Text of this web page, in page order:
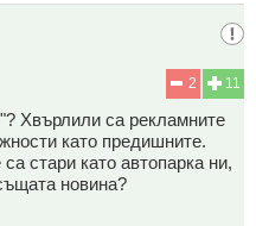
11
2
Хвърлили са рекламните
като предишните.
стари като автопарка ни,
новина?